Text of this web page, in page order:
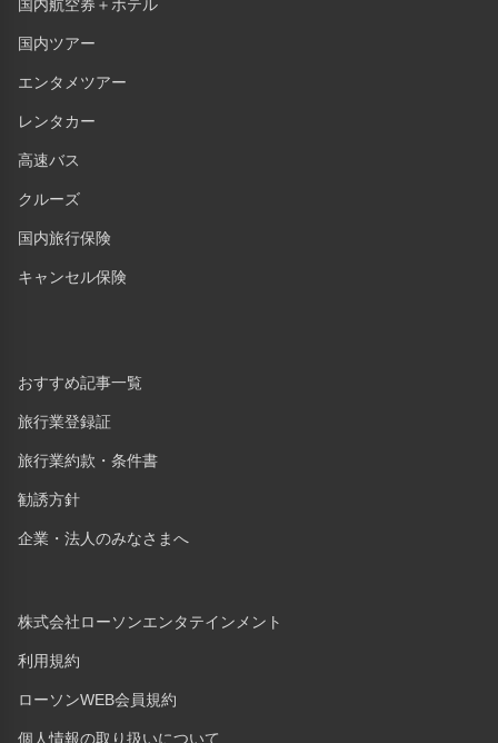
国内航空券＋ホテル
国内ツアー
エンタメツアー
レンタカー
高速バス
クルーズ
国内旅行保険
キャンセル保険
おすすめ記事一覧
旅行業登録証
旅行業約款・条件書
勧誘方針
企業・法人のみなさまへ
株式会社ローソンエンタテインメント
利用規約
ローソンWEB会員規約
個人情報の取り扱いについて